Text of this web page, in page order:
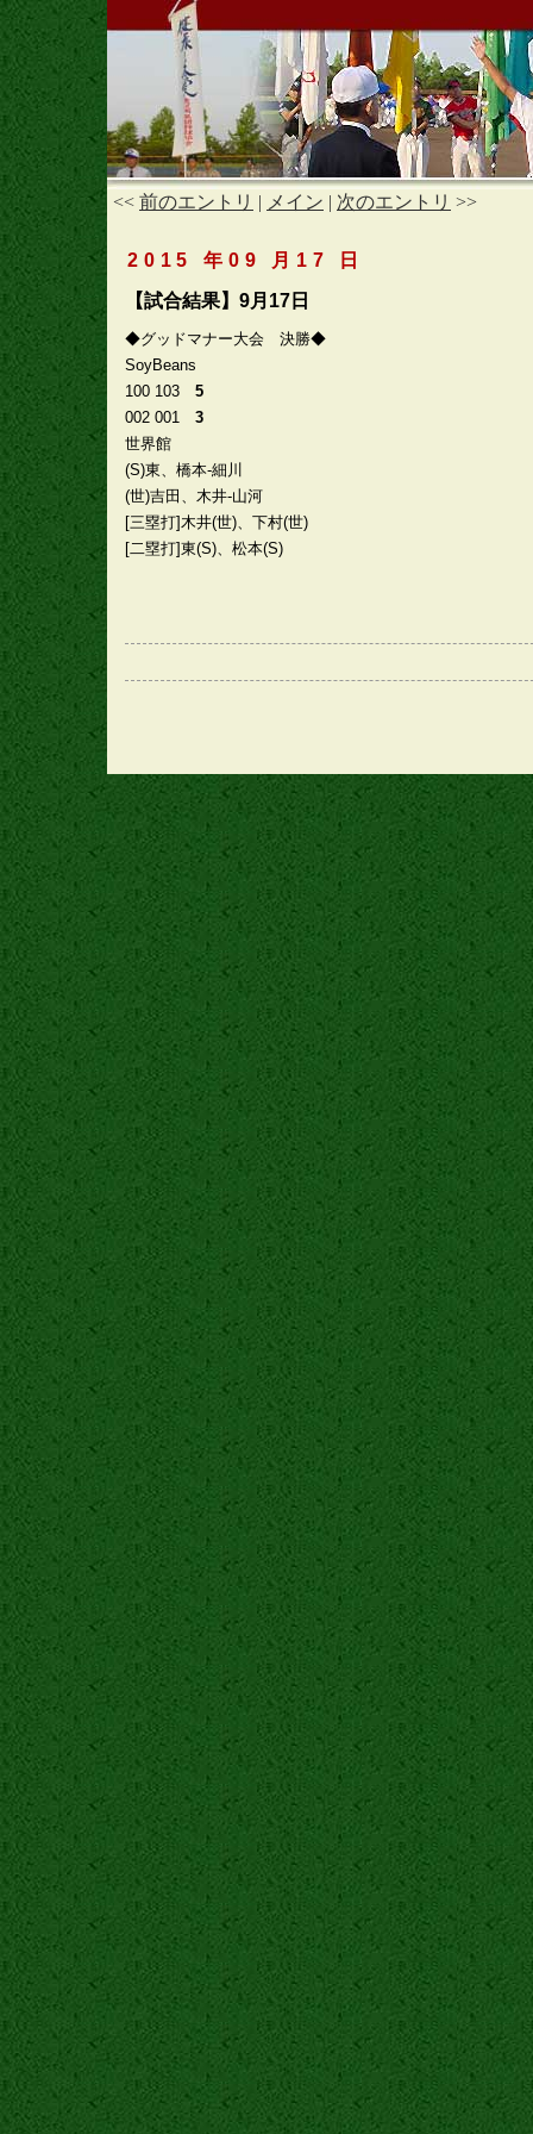
<< 前のエントリ | メイン | 次のエントリ >>
2015 年09 月17 日
【試合結果】9月17日
◆グッドマナー大会 決勝◆
SoyBeans
100 103 5
002 001 3
世界館
(S)東、橋本-細川
(世)吉田、木井-山河
[三塁打]木井(世)、下村(世)
[二塁打]東(S)、松本(S)